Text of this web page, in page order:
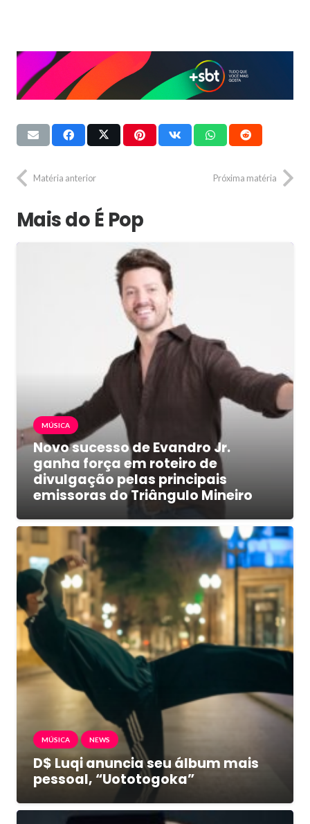
Matéria anterior Próxima matéria
Mais do É Pop
MÚSICA
Novo sucesso de Evandro Jr.
ganha força em roteiro de
divulgação pelas principais
emissoras do Triângulo Mineiro
MÚSICA NEWS
D$ Luqi anuncia seu álbum mais
pessoal, “Uototogoka”